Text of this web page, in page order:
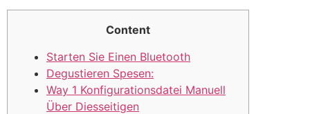
Content
Starten Sie Einen Bluetooth
Degustieren Spesen:
Way 1 Konfigurationsdatei Manuell
Über Diesseitigen